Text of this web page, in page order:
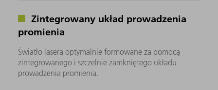
Zintegrowany układ prowadzenia
promienia
Światło lasera optymalnie formowane za pomocą
zintegrowanego i szczelnie zamkniętego układu
prowadzenia promienia.